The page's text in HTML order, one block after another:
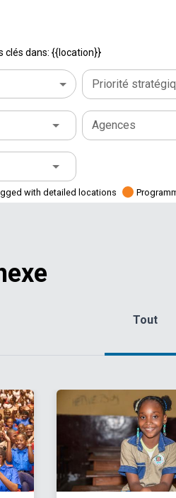
clés dans: {{location}}
Priorité
Agences
with detailed locations
Tout